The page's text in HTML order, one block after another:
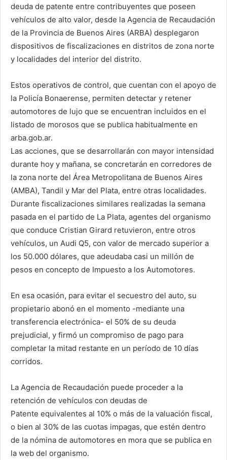
deuda de patente entre contribuyentes que poseen
vehículos de alto valor, desde la Agencia de Recaudación
de la Provincia de Buenos Aires (ARBA) desplegaron
dispositivos de fiscalizaciones en distritos de zona norte
y localidades del interior del distrito.
Estos operativos de control, que cuentan con el apoyo de
la Policía Bonaerense, permiten detectar y retener
automotores de lujo que se encuentran incluidos en el
listado de morosos que se publica habitualmente en
arba.gob.ar.
Las acciones, que se desarrollarán con mayor intensidad
durante hoy y mañana, se concretarán en corredores de
la zona norte del Área Metropolitana de Buenos Aires
(AMBA), Tandil y Mar del Plata, entre otras localidades.
Durante fiscalizaciones similares realizadas la semana
pasada en el partido de La Plata, agentes del organismo
que conduce Cristian Girard retuvieron, entre otros
vehículos, un Audi Q5, con valor de mercado superior a
los 50.000 dólares, que adeudaba casi un millón de
pesos en concepto de Impuesto a los Automotores.
En esa ocasión, para evitar el secuestro del auto, su
propietario abonó en el momento -mediante una
transferencia electrónica- el 50% de su deuda
prejudicial, y firmó un compromiso de pago para
completar la mitad restante en un período de 10 días
corridos.
La Agencia de Recaudación puede proceder a la
retención de vehículos con deudas de
Patente equivalentes al 10% o más de la valuación fiscal,
o bien al 30% de las cuotas impagas, que estén dentro
de la nómina de automotores en mora que se publica en
la web del organismo.